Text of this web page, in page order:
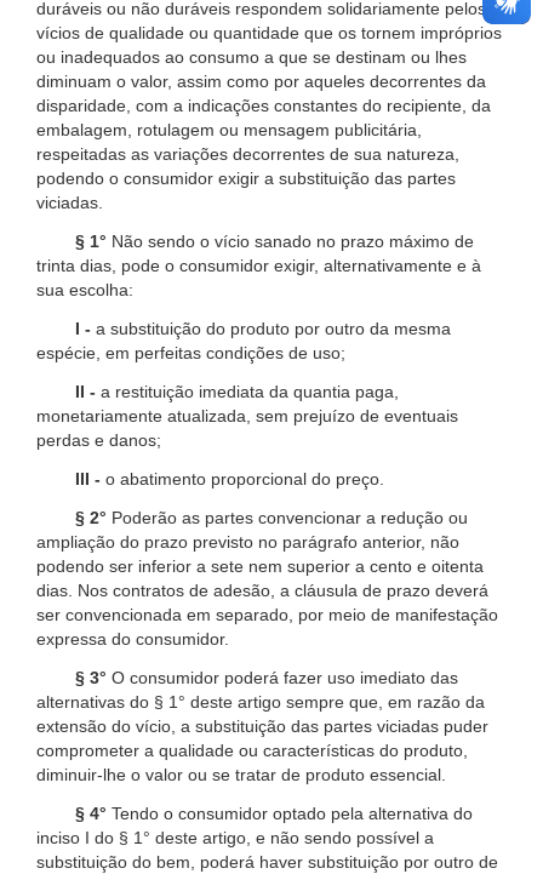
duráveis ou não duráveis respondem solidariamente pelos
vícios de qualidade ou quantidade que os tornem impróprios
ou inadequados ao consumo a que se destinam ou lhes
diminuam o valor, assim como por aqueles decorrentes da
disparidade, com a indicações constantes do recipiente, da
embalagem, rotulagem ou mensagem publicitária,
respeitadas as variações decorrentes de sua natureza,
podendo o consumidor exigir a substituição das partes
viciadas.
§ 1° Não sendo o vício sanado no prazo máximo de
trinta dias, pode o consumidor exigir, alternativamente e à
sua escolha:
I - a substituição do produto por outro da mesma
espécie, em perfeitas condições de uso;
II - a restituição imediata da quantia paga,
monetariamente atualizada, sem prejuízo de eventuais
perdas e danos;
III - o abatimento proporcional do preço.
§ 2° Poderão as partes convencionar a redução ou
ampliação do prazo previsto no parágrafo anterior, não
podendo ser inferior a sete nem superior a cento e oitenta
dias. Nos contratos de adesão, a cláusula de prazo deverá
ser convencionada em separado, por meio de manifestação
expressa do consumidor.
§ 3° O consumidor poderá fazer uso imediato das
alternativas do § 1° deste artigo sempre que, em razão da
extensão do vício, a substituição das partes viciadas puder
comprometer a qualidade ou características do produto,
diminuir-lhe o valor ou se tratar de produto essencial.
§ 4° Tendo o consumidor optado pela alternativa do
inciso I do § 1° deste artigo, e não sendo possível a
substituição do bem, poderá haver substituição por outro de